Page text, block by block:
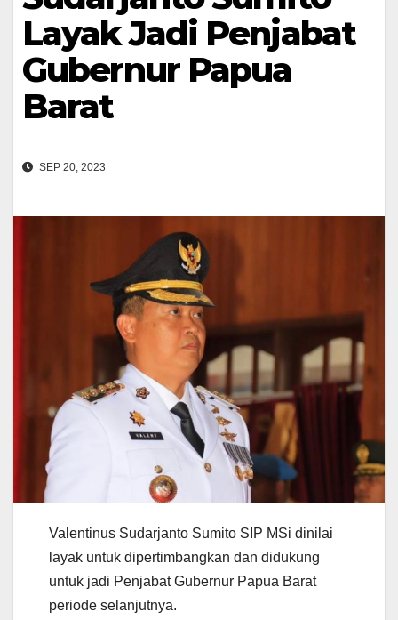
Layak Jadi Penjabat
Gubernur Papua
Barat
SEP 20, 2023
Valentinus Sudarjanto Sumito SIP MSi dinilai
layak untuk dipertimbangkan dan didukung
untuk jadi Penjabat Gubernur Papua Barat
periode selanjutnya.